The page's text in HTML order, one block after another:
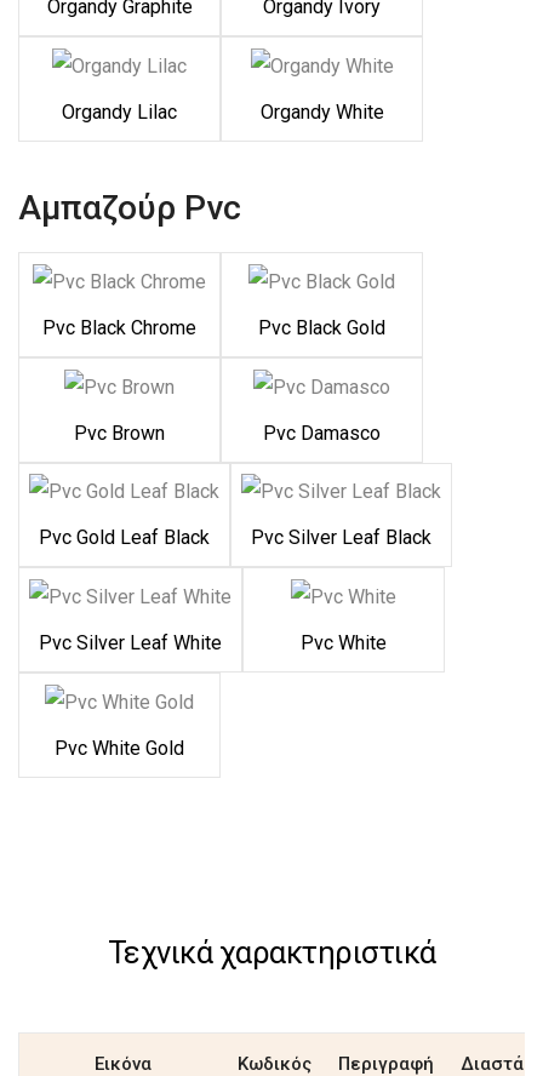
Organdy Graphite Organdy Ivory
Organdy Lilac Organdy White
Αμπαζούρ Pvc
Pvc Black Chrome Pvc Black Gold
Pvc Brown Pvc Damasco
Pvc Gold Leaf Black Pvc Silver Leaf Black
Pvc Silver Leaf White Pvc White
Pvc White Gold
Τεχνικά χαρακτηριστικά
Εικόνα Κωδικός Περιγραφή